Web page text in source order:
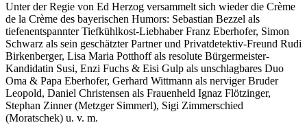
Unter der Regie von Ed Herzog versammelt sich wieder die Crème
de la Crème des bayerischen Humors: Sebastian Bezzel als
tiefenentspannter Tiefkühlkost-Liebhaber Franz Eberhofer, Simon
Schwarz als sein geschätzter Partner und Privatdetektiv-Freund Rudi
Birkenberger, Lisa Maria Potthoff als resolute Bürgermeister-
Kandidatin Susi, Enzi Fuchs & Eisi Gulp als unschlagbares Duo
Oma & Papa Eberhofer, Gerhard Wittmann als nerviger Bruder
Leopold, Daniel Christensen als Frauenheld Ignaz Flötzinger,
Stephan Zinner (Metzger Simmerl), Sigi Zimmerschied
(Moratschek) u. v. m.